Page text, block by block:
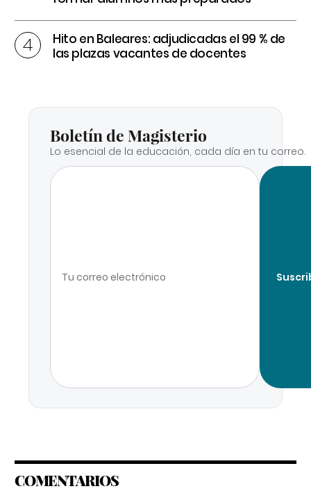
Hito en Baleares: adjudicadas el 99 % de
las plazas vacantes de docentes
Boletín de Magisterio
Lo esencial de la educación, cada día en tu correo.
COMENTARIOS